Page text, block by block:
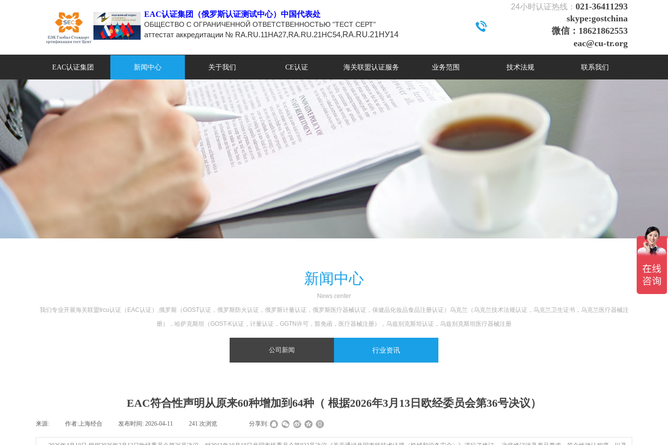
EAC认证集团（俄罗斯认证测试中心）中国代表处
ОБЩЕСТВО С ОГРАНИЧЕННОЙ ОТВЕТСТВЕННОСТЬЮ "ТЕСТ СЕРТ"
аттестат аккредитации № RA.RU.11НА27,RA.RU.21НС54,RA.RU.21НУ14
24小时认证热线： 021-36411293
skype:gostchina
微信：18621862553
eac@cu-tr.org
EAC认证集团 新闻中心 关于我们 CE认证 海关联盟认证服务 业务范围 技术法规 联系我们
新闻中心
News center
我们专业开展海关联盟trcu认证（EAC认证）,俄罗斯（GOST认证，俄罗斯防火认证，俄罗斯计量认证，俄罗斯医疗器械认证，保健品化妆品食品注册认证）乌克兰（乌克兰技术法规认证，乌克兰卫生证书，乌克兰医疗器械注
册），哈萨克斯坦（GOST-K认证，计量认证，GGTN许可，豁免函，医疗器械注册），乌兹别克斯坦认证，乌兹别克斯坦医疗器械注册
公司新闻 行业资讯
EAC符合性声明从原来60种增加到64种（ 根据2026年3月13日欧经委员会第36号决议）
来源: 作者:上海经合 发布时间: 2026-04-11 241 次浏览 分享到: